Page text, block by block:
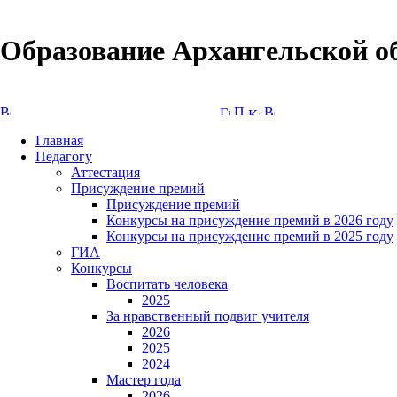
Образование Архангельской
Главная
Педагогу
Аттестация
Присуждение премий
Присуждение премий
Конкурсы на присуждение премий в 2026 году
Конкурсы на присуждение премий в 2025 году
ГИА
Конкурсы
Воспитать человека
2025
За нравственный подвиг учителя
2026
2025
2024
Мастер года